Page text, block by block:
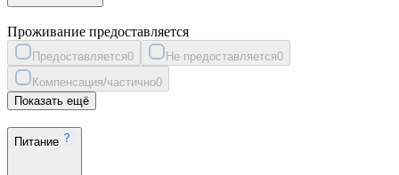
Проживание предоставляется
Предоставляется0 Не предоставляется0
Компенсация/частично0
Показать ещё
Питание